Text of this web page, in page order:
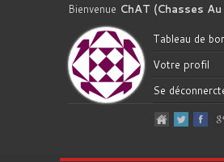
Bienvenue ChAT (Chasses
Tableau de
Votre profil
Se